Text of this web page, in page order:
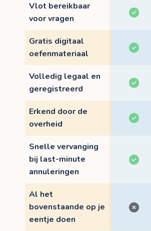
Vlot bereikbaar
voor vragen
Gratis digitaal
oefenmateriaal
Volledig legaal en
geregistreerd
Erkend door de
overheid
Snelle vervanging
bij last-minute
annuleringen
Al het
bovenstaande op je
eentje doen